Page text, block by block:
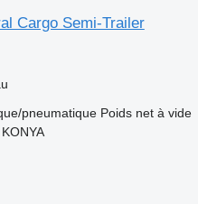
Cargo Semi-Trailer
pneumatique Poids net à vide